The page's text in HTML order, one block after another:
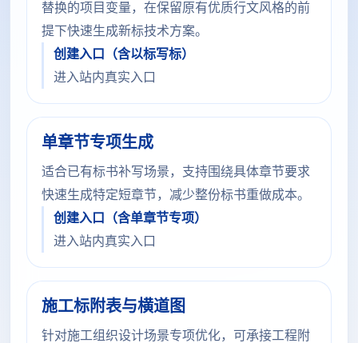
替换的项目变量，在保留原有优质行文风格的前
提下快速生成新标技术方案。
创建入口（含以标写标）
进入站内真实入口
单章节专项生成
适合已有标书补写场景，支持围绕具体章节要求
快速生成特定短章节，减少整份标书重做成本。
创建入口（含单章节专项）
进入站内真实入口
施工标附表与横道图
针对施工组织设计场景专项优化，可承接工程附